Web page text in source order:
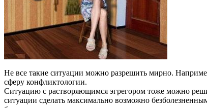
Не все такие ситуации можно разрешить мирно.
сферу конфликтологии.
Ситуацию с растворяющимся эгрегором тоже можно
ситуации сделать максимально возможно